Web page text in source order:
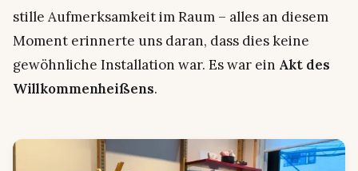
stille Aufmerksamkeit im Raum – alles an diesem
Moment erinnerte uns daran, dass dies keine
gewöhnliche Installation war. Es war ein Akt des
Willkommenheißens.